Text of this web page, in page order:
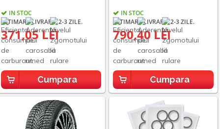
IN STOC
ESTIMARE LIVRARE: 2-3 ZILE.
371,05 LEI
Cumpara
IN STOC
ESTIMARE LIVRARE: 2-3 ZILE.
790,40 LEI
Cumpara